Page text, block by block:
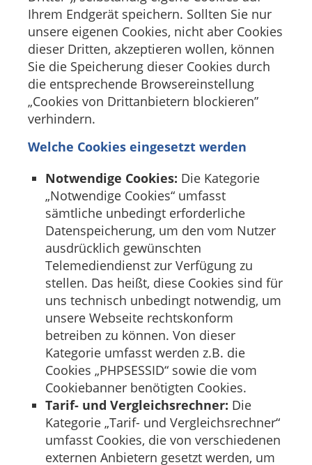
Ihrem Endgerät speichern. Sollten Sie nur
unsere eigenen Cookies, nicht aber Cookies
dieser Dritten, akzeptieren wollen, können
Sie die Speicherung dieser Cookies durch
die entsprechende Browsereinstellung
„Cookies von Drittanbietern blockieren”
verhindern.
Welche Cookies eingesetzt werden
Notwendige Cookies: Die Kategorie
„Notwendige Cookies“ umfasst
sämtliche unbedingt erforderliche
Datenspeicherung, um den vom Nutzer
ausdrücklich gewünschten
Telemediendienst zur Verfügung zu
stellen. Das heißt, diese Cookies sind für
uns technisch unbedingt notwendig, um
unsere Webseite rechtskonform
betreiben zu können. Von dieser
Kategorie umfasst werden z.B. die
Cookies „PHPSESSID“ sowie die vom
Cookiebanner benötigten Cookies.
Tarif- und Vergleichsrechner: Die
Kategorie „Tarif- und Vergleichsrechner“
umfasst Cookies, die von verschiedenen
externen Anbietern gesetzt werden, um